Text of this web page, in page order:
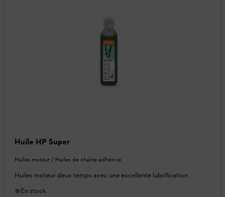
Huile HP Super
Huiles moteur / Huiles de chaîne adhésive
Huiles moteur deux temps avec une excellente lubrification
En stock